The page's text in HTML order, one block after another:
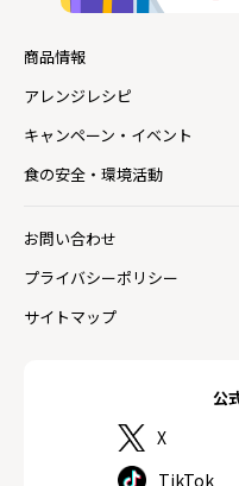
公
X
TikTok
商品情報
アレンジレシピ
キャンペーン・イベント
食の安全・環境活動
お問い合わせ
プライバシーポリシー
サイトマップ